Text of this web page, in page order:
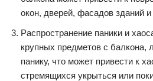
окон, дверей, фасадов зданий и
Распространение паники и
крупных предметов с балкона,
панику, что может привести к
стремящихся укрыться или